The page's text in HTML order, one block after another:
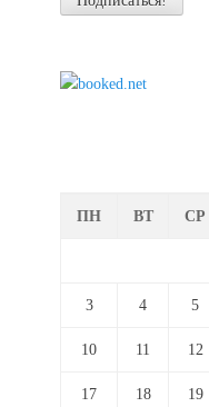
ПН ВТ СР
3 4 5
10 11 12
17 18 19